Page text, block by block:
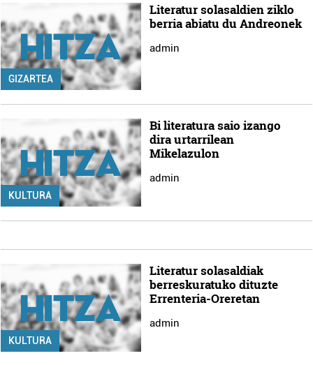
GIZARTEA
Literatur solasaldien ziklo
berria abiatu du Andreonek
admin
KULTURA
Bi literatura saio izango
dira urtarrilean
Mikelazulon
admin
KULTURA
Literatur solasaldiak
berreskuratuko dituzte
Errenteria-Oreretan
admin